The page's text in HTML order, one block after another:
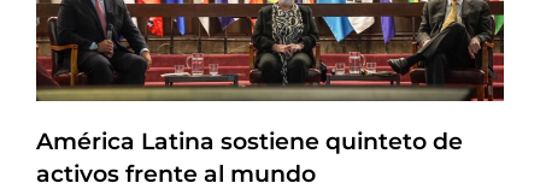
América Latina sostiene quinteto de
activos frente al mundo